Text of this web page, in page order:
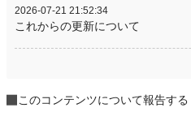
2026-07-21 21:52:34
これからの更新について
このコンテンツについて報告する